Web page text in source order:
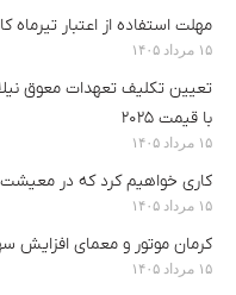
مهلت استفاده از اعتبار تیرماه
۱۵ مرداد ۱۴۰۵
با قیمت ۲۰۲۵
۱۵ مرداد ۱۴۰۵
کاری خواهیم کرد که در
۱۵ مرداد ۱۴۰۵
کرمان موتور و معمای افزایش
۱۵ مرداد ۱۴۰۵